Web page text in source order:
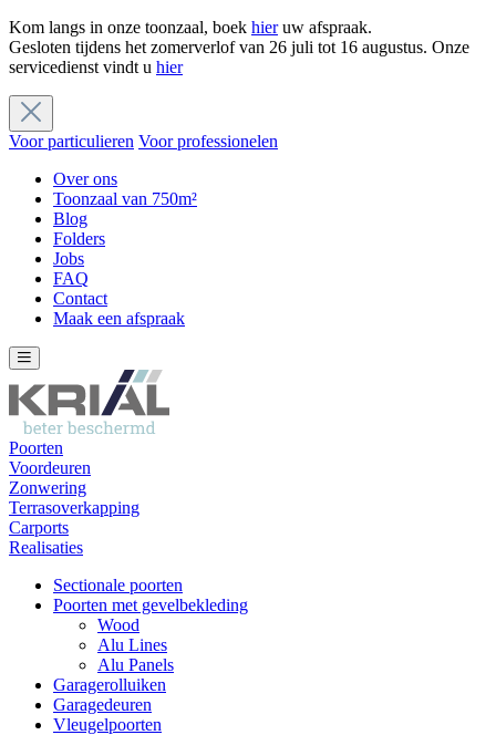
Kom langs in onze toonzaal, boek hieruw afspraak.
Gesloten tijdens het zomerverlof van 26 juli tot 16 augustus. Onze
servicedienst vindt u hier
Voor particulieren Voor professionelen
Over ons
Toonzaal van 750m²
Blog
Folders
Jobs
FAQ
Contact
Maak een afspraak
Poorten
Voordeuren
Zonwering
Terrasoverkapping
Carports
Realisaties
Sectionale poorten
Poorten met gevelbekleding
Wood
Alu Lines
Alu Panels
Garagerolluiken
Garagedeuren
Vleugelpoorten